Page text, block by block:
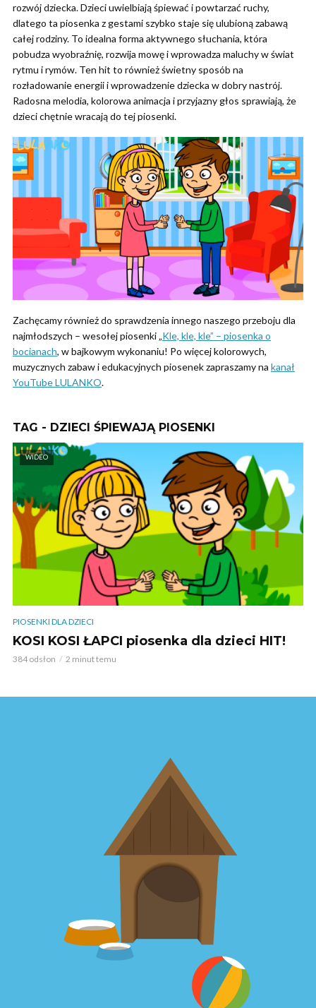
rozwój dziecka. Dzieci uwielbiają śpiewać i powtarzać ruchy,
dlatego ta piosenka z gestami szybko staje się ulubioną zabawą
całej rodziny. To idealna forma aktywnego słuchania, która
pobudza wyobraźnię, rozwija mowę i wprowadza maluchy w świat
rytmu i rymów. Ten hit to również świetny sposób na
rozładowanie energii i wprowadzenie dziecka w dobry nastrój.
Radosna melodia, kolorowa animacja i przyjazny głos sprawiają, że
dzieci chętnie wracają do tej piosenki.
Zachęcamy również do sprawdzenia innego naszego przeboju dla
najmłodszych – wesołej piosenki „Kle, kle, kle” – piosenka o
bocianach, w bajkowym wykonaniu! Po więcej kolorowych,
muzycznych zabaw i edukacyjnych piosenek zapraszamy na kanał
YouTube LULANKO.
TAG - DZIECI ŚPIEWAJĄ PIOSENKI
WIDEO
PIOSENKI DLA DZIECI
KOSI KOSI ŁAPCI piosenka dla dzieci HIT!
384 odsłon 2 minut temu